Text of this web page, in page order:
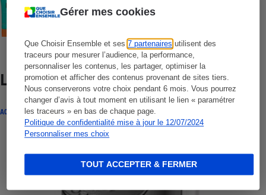
Gérer mes cookies
Que Choisir Ensemble et ses7 partenaires utilisent des
traceurs pour mesurer l’audience, la performance,
personnaliser les contenus, les partager, optimiser la
promotion et afficher des contenus provenant de sites tiers.
Nous conserverons votre choix pendant 6 mois. Vous pourrez
changer d’avis à tout moment en utilisant le lien « paramétrer
les traceurs » en bas de chaque page.
Politique de confidentialité mise à jour le 12/07/2024
Personnaliser mes choix
TOUT ACCEPTER & FERMER
Crèmes solaires visage - Le protocole
Lire aussi
ACTUALITÉ